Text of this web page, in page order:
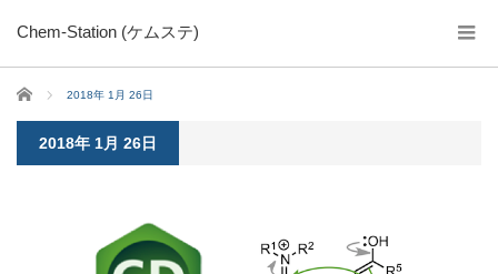
Chem-Station (ケムステ)
ホーム 2018年 1月 26日
2018年 1月 26日